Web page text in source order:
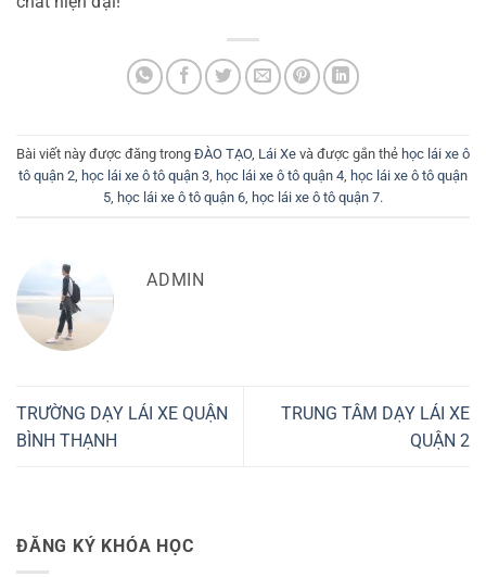
Bài viết này được đăng trong ĐÀO TẠO, Lái Xe và được gắn thẻ học lái xe ô
tô quận 2 học lái xe ô tô quận 3 học lái xe ô tô quận 4 học lái xe ô tô quận
5 học lái xe ô tô quận 6 học lái xe ô tô quận 7.
ADMIN
TRƯỜNG DẠY LÁI XE QUẬN
BÌNH THẠNH
TRUNG TÂM DẠY LÁI XE
QUẬN 2
ĐĂNG KÝ KHÓA HỌC